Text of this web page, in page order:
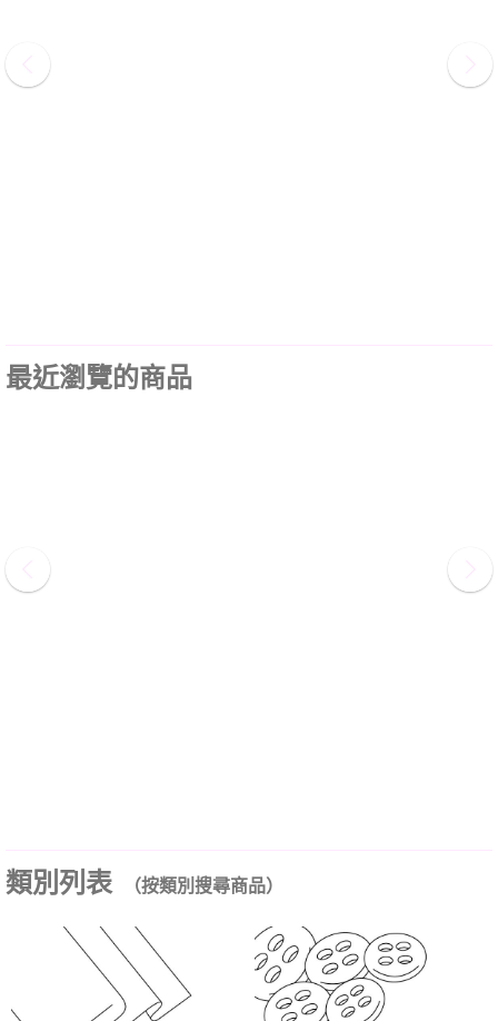
最近瀏覽的商品
類別列表 （按類別搜尋商品）